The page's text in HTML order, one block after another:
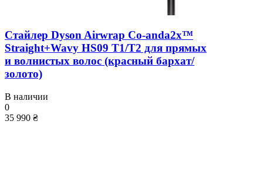
Стайлер Dyson Airwrap Co-anda2x™
Straight+Wavy HS09 T1/T2 для прямых
и волнистых волос (красный бархат/
золото)
В наличии
0
35 990 ₴